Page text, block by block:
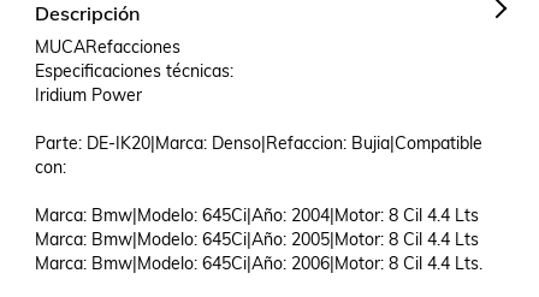
Descripción
MUCARefacciones
Especificaciones técnicas:
Iridium Power
Parte: DE-IK20|Marca: Denso|Refaccion: Bujia|Compatible
con:
Marca: Bmw|Modelo: 645Ci|Año: 2004|Motor: 8 Cil 4.4 Lts
Marca: Bmw|Modelo: 645Ci|Año: 2005|Motor: 8 Cil 4.4 Lts
Marca: Bmw|Modelo: 645Ci|Año: 2006|Motor: 8 Cil 4.4 Lts.